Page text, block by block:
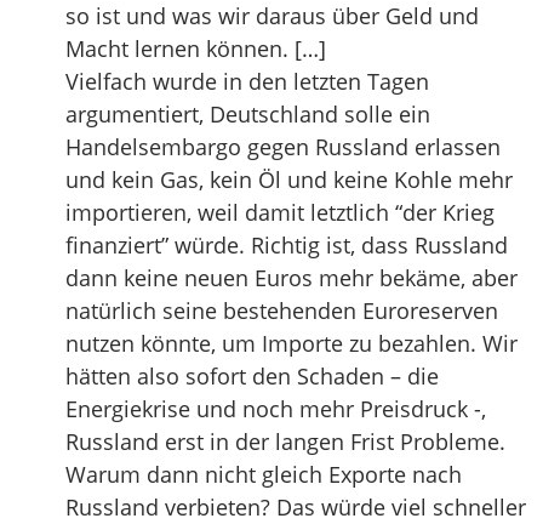
so ist und was wir daraus über Geld und
Macht lernen können. […]
Vielfach wurde in den letzten Tagen
argumentiert, Deutschland solle ein
Handelsembargo gegen Russland erlassen
und kein Gas, kein Öl und keine Kohle mehr
importieren, weil damit letztlich “der Krieg
finanziert” würde. Richtig ist, dass Russland
dann keine neuen Euros mehr bekäme, aber
natürlich seine bestehenden Euroreserven
nutzen könnte, um Importe zu bezahlen. Wir
hätten also sofort den Schaden – die
Energiekrise und noch mehr Preisdruck -,
Russland erst in der langen Frist Probleme.
Warum dann nicht gleich Exporte nach
Russland verbieten? Das würde viel schneller